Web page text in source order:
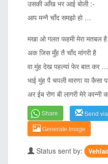
उसकी आँख भर आई बोली :-
आप मन्नै चाँद समझो हो …
मखा ओ गलत फहमी मेरा मतबल है
अक जिस मुँह तै चाँद मांगरी है
वा मुंह देख पहल्यां फेर बात कर …
भाई मुंह पै चपली मारणा या कैसा
अर ईब रोण बी लागरी मेरे
Share Send
Generate Image
Status sent by: Vehlad